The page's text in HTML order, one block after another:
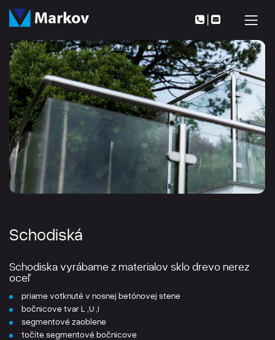
|
Schodiská
Schodiska vyrábame z materialov sklo drevo nerez
oceľ
priame votknuté v nosnej betónovej stene
bočnicove tvar L ,U ,I
segmentové zaoblene
točíte segmentové bočnicove